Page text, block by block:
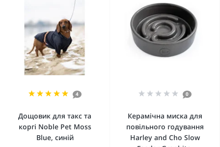
4
Дощовик для такс та
коргі Noble Pet Moss
Blue, синій
0
Керамічна миска для
повільного годування
Harley and Cho Slow